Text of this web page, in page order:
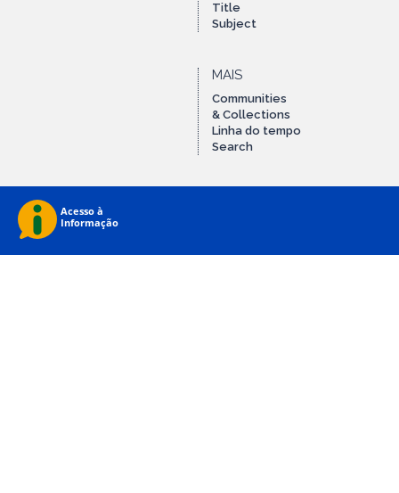
Title
Subject
MAIS
Communities
& Collections
Linha do tempo
Search